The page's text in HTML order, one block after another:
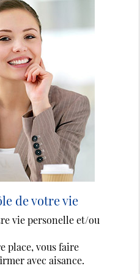
de votre vie
vie personelle et/ou
place, vous faire
avec aisance.